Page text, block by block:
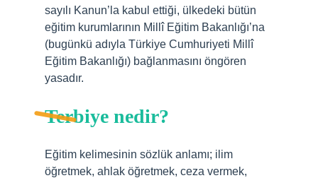
sayılı Kanun’la kabul ettiği, ülkedeki bütün
eğitim kurumlarının Millî Eğitim Bakanlığı’na
(bugünkü adıyla Türkiye Cumhuriyeti Millî
Eğitim Bakanlığı) bağlanmasını öngören
yasadır.
Terbiye nedir?
Eğitim kelimesinin sözlük anlamı; ilim
öğretmek, ahlak öğretmek, ceza vermek,